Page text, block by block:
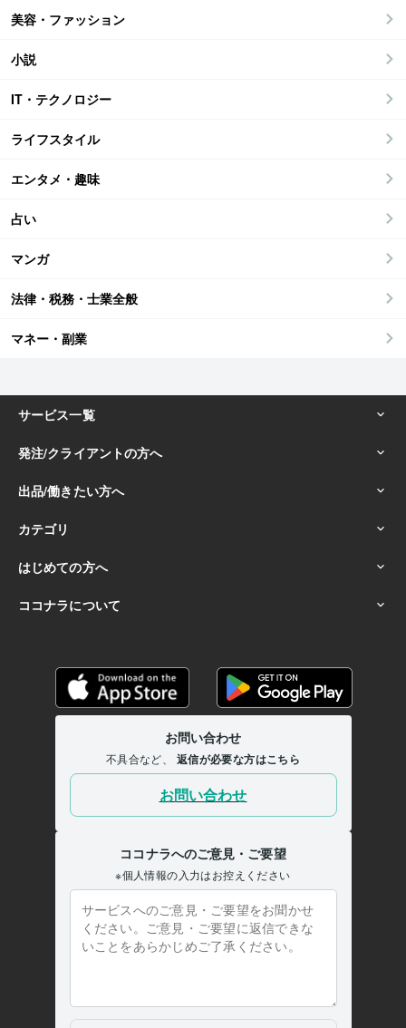
美容・ファッション
小説
IT・テクノロジー
ライフスタイル
エンタメ・趣味
占い
マンガ
法律・税務・士業全般
マネー・副業